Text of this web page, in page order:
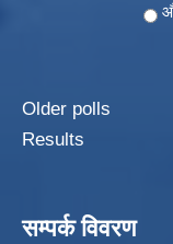
Older polls
Results
सम्पर्क विवरण